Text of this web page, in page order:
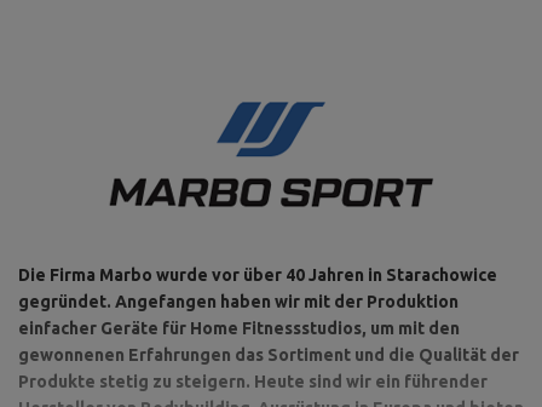
Die Firma Marbo wurde vor über 40 Jahren in Starachowice
gegründet. Angefangen haben wir mit der Produktion
einfacher Geräte für Home Fitnessstudios, um mit den
gewonnenen Erfahrungen das Sortiment und die Qualität der
Produkte stetig zu steigern. Heute sind wir ein führender